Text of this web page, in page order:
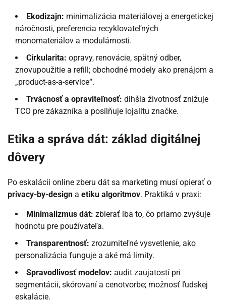
Ekodizajn: minimalizácia materiálovej a energetickej
náročnosti, preferencia recyklovateľných
monomateriálov a modulárnosti.
Cirkularita: opravy, renovácie, spätný odber,
znovupoužitie a refill; obchodné modely ako prenájom a
„product-as-a-service“.
Trvácnosť a opraviteľnosť: dlhšia životnosť znižuje
TCO pre zákazníka a posilňuje lojalitu značke.
Etika a správa dát: základ digitálnej
dôvery
Po eskalácii online zberu dát sa marketing musí opierať o
privacy-by-design a etiku algoritmov. Praktiká v praxi:
Minimalizmus dát: zbierať iba to, čo priamo zvyšuje
hodnotu pre používateľa.
Transparentnosť: zrozumiteľné vysvetlenie, ako
personalizácia funguje a aké má limity.
Spravodlivosť modelov: audit zaujatostí pri
segmentácii, skórovaní a cenotvorbe; možnosť ľudskej
eskalácie.